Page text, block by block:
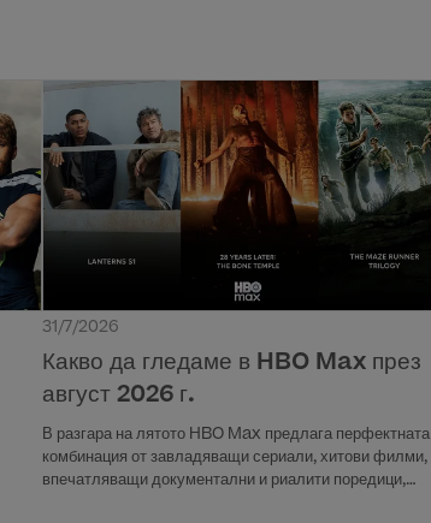
31/7/2026
Какво да гледаме в HBO Max през
август 2026 г.
В разгара на лятото HBO Max предлага перфектната
комбинация от завладяващи сериали, хитови филми,
впечатляващи документални и риалити поредици,